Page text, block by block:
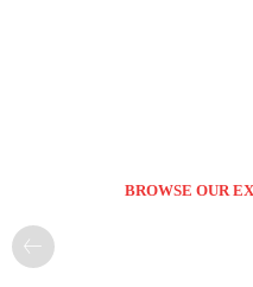
BROWSE OUR